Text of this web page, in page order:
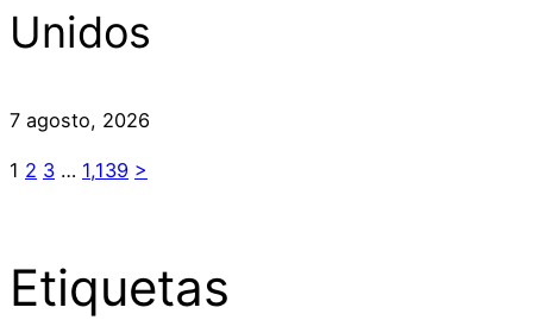
Unidos
7 agosto, 2026
1 2 3 … 1,139 >
Etiquetas